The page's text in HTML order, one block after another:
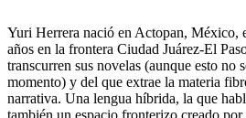
Yuri Herrera nació en Actopan, México,
años en la frontera Ciudad Juárez-El
transcurren sus novelas (aunque esto no
momento) y del que extrae la materia
narrativa. Una lengua híbrida, la que
también un espacio fronterizo creado por